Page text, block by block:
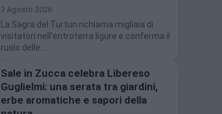
3 Agosto 2026
La Sagra del Turtun richiama migliaia di
visitatori nell'entroterra ligure e conferma il
ruolo delle…
Sale in Zucca celebra Libereso
Guglielmi: una serata tra giardini,
erbe aromatiche e sapori della